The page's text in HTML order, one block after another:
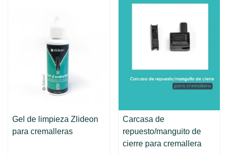
Gel de limpieza Zlideon
para cremalleras
Carcasa de
repuesto/manguito de
cierre para cremallera